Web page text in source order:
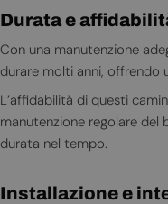
Durata e
Con una manutenzione
durare molti anni, offrendo
L’affidabilità di questi
manutenzione regolare del
durata nel tempo.
Installazione e